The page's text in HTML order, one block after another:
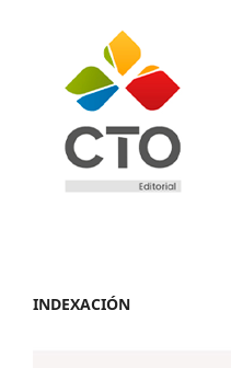
INDEXACIÓN